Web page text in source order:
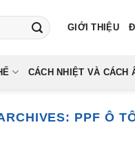
GIỚI THIỆU
CÁCH NHIỆT VÀ CÁCH
PPF Ô